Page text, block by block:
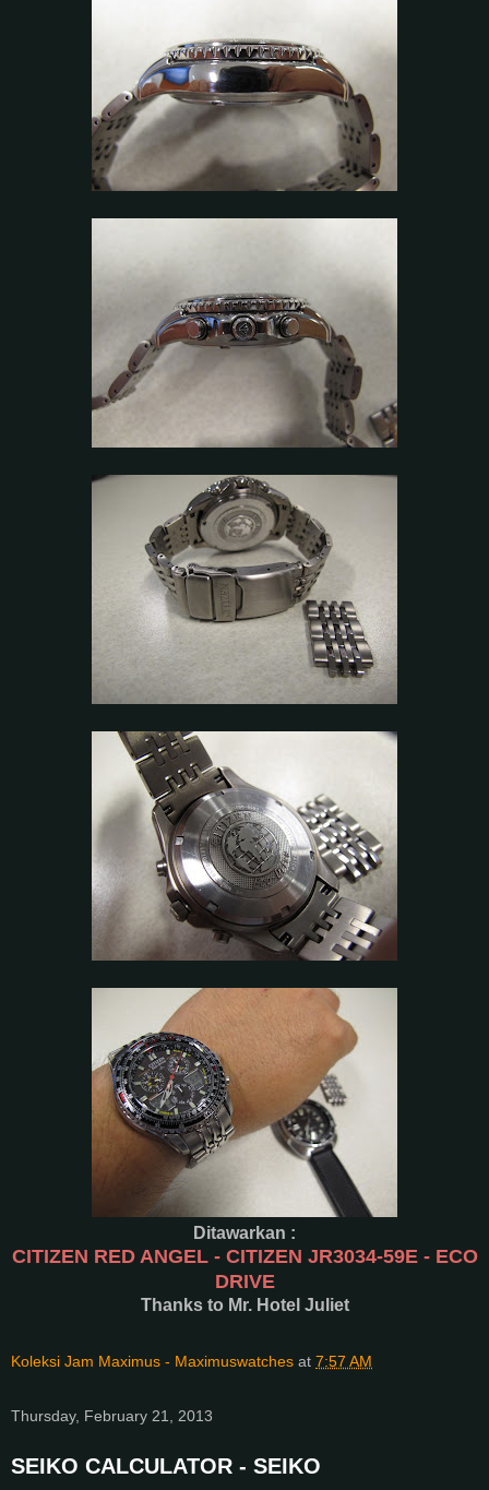
Ditawarkan :
CITIZEN RED ANGEL - CITIZEN JR3034-59E - ECO
DRIVE
Thanks to Mr. Hotel Juliet
Koleksi Jam Maximus - Maximuswatches at 7:57 AM
Thursday, February 21, 2013
SEIKO CALCULATOR - SEIKO